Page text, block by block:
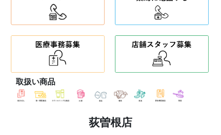
取扱い商品
荻曽根店